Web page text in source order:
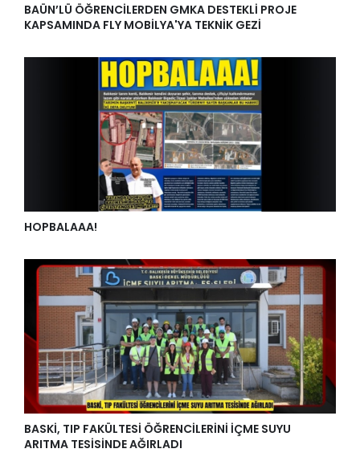
BAÜN’LÜ ÖĞRENCİLERDEN GMKA DESTEKLİ PROJE
KAPSAMINDA FLY MOBİLYA'YA TEKNİK GEZİ
HOPBALAAA!
BASKİ, TIP FAKÜLTESİ ÖĞRENCİLERİNİ İÇME SUYU
ARITMA TESİSİNDE AĞIRLADI